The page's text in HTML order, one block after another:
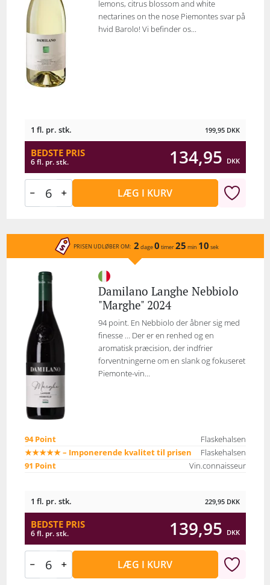
lemons, citrus blossom and white
nectarines on the nose Piemontes svar på
hvid Barolo! Vi befinder os...
1 fl. pr. stk. 199,95 DKK
BEDSTE PRIS
6 fl. pr. stk. 134,95 DKK
LÆG I KURV
PRISEN UDLØBER OM: 2 dage0 timer25 min 10 sek
Damilano Langhe Nebbiolo
"Marghe" 2024
94 point. En Nebbiolo der åbner sig med
finesse ... Der er en renhed og en
aromatisk præcision, der indfrier
forventningerne om en slank og fokuseret
Piemonte-vin...
94 Point
Flaskehalsen
★★★★★ – Imponerende kvalitet til prisen
Flaskehalsen
91 Point
Vin.connaisseur
1 fl. pr. stk. 229,95 DKK
BEDSTE PRIS
6 fl. pr. stk. 139,95 DKK
LÆG I KURV